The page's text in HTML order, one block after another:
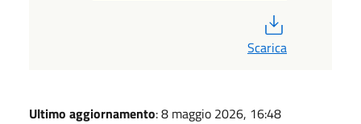
Scarica
Ultimo aggiornamento: 8 maggio 2026, 16:48